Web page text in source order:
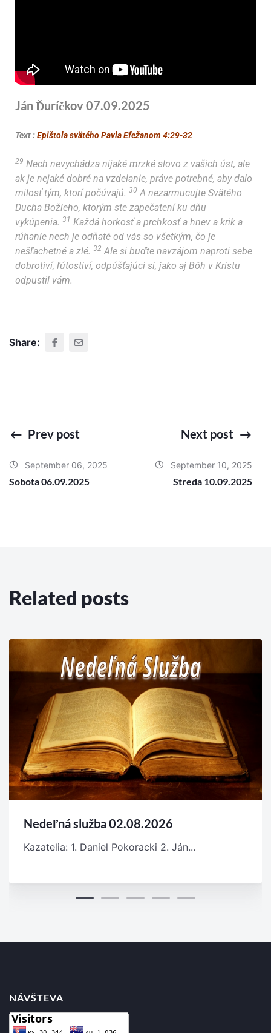
Ján Ďuríčkov 07.09.2025
Text :Epištola svätého Pavla Efežanom 4:29-32
29 Nech nevychádza nijaké mrzké slovo z vašich úst, ale
ak je nejaké dobré na vzdelanie, práve potrebné, aby dalo
milosť tým, ktorí počúvajú. 30 A nezarmucujte Svätého
Ducha Božieho, ktorým ste zapečatení ku dňu
vykúpenia. 31 Každá horkosť a prchkosť a hnev a krik a
rúhanie nech je odňaté od vás so všetkým, čo je
nešľachetné a zlé. 32 Ale si buďte navzájom naproti sebe
dobrotiví, ľútostiví, odpúšťajúci si, jako aj Bôh v Kristu
odpustil vám.
Share:
Prev post
September 06, 2025
Sobota 06.09.2025
Next post
September 10, 2025
Streda 10.09.2025
Related posts
Nedeľná služba 02.08.2026
Kazatelia: 1. Daniel Pokoracki 2. Ján...
NÁVŠTEVA